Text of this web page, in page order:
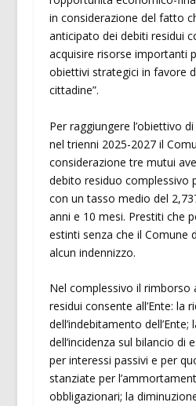
in considerazione del fatto
anticipato dei debiti residui
acquisire risorse importanti
obiettivi strategici in favore
cittadine”.
Per raggiungere l’obiettivo
nel trienni 2025-2027 il
considerazione tre mutui
debito residuo complessivo
con un tasso medio del
anni e 10 mesi. Prestiti che
estinti senza che il Comune
alcun indennizzo.
Nel complessivo il rimborso
residui consente all’Ente: la
dell’indebitamento dell’Ente;
dell’incidenza sul bilancio di
per interessi passivi e per
stanziate per
obbligazionari; la